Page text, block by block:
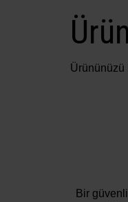
Ürününüzü
Bir